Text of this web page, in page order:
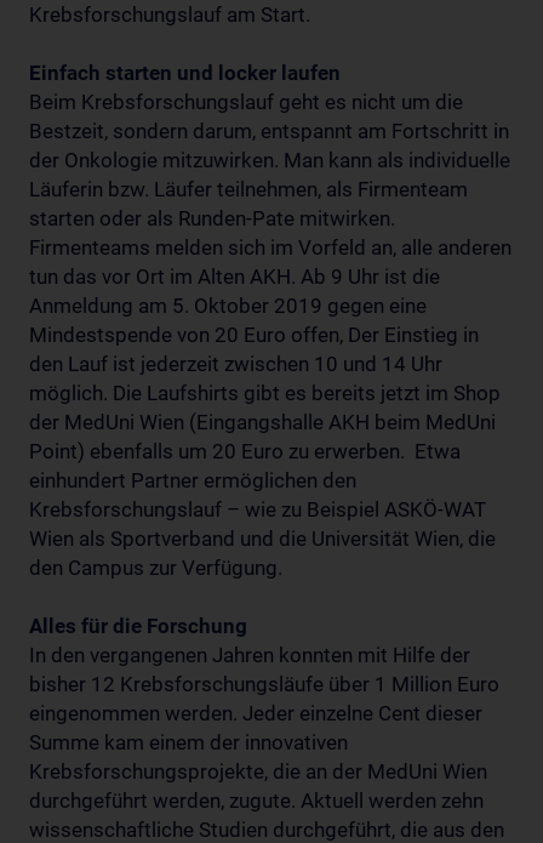
Krebsforschungslauf am Start.
Einfach starten und locker laufen
Beim Krebsforschungslauf geht es nicht um die
Bestzeit, sondern darum, entspannt am Fortschritt in
der Onkologie mitzuwirken. Man kann als individuelle
Läuferin bzw. Läufer teilnehmen, als Firmenteam
starten oder als Runden-Pate mitwirken.
Firmenteams melden sich im Vorfeld an, alle anderen
tun das vor Ort im Alten AKH. Ab 9 Uhr ist die
Anmeldung am 5. Oktober 2019 gegen eine
Mindestspende von 20 Euro offen, Der Einstieg in
den Lauf ist jederzeit zwischen 10 und 14 Uhr
möglich. Die Laufshirts gibt es bereits jetzt im Shop
der MedUni Wien (Eingangshalle AKH beim MedUni
Point) ebenfalls um 20 Euro zu erwerben. Etwa
einhundert Partner ermöglichen den
Krebsforschungslauf – wie zu Beispiel ASKÖ-WAT
Wien als Sportverband und die Universität Wien, die
den Campus zur Verfügung.
Alles für die Forschung
In den vergangenen Jahren konnten mit Hilfe der
bisher 12 Krebsforschungsläufe über 1 Million Euro
eingenommen werden. Jeder einzelne Cent dieser
Summe kam einem der innovativen
Krebsforschungsprojekte, die an der MedUni Wien
durchgeführt werden, zugute. Aktuell werden zehn
wissenschaftliche Studien durchgeführt, die aus den